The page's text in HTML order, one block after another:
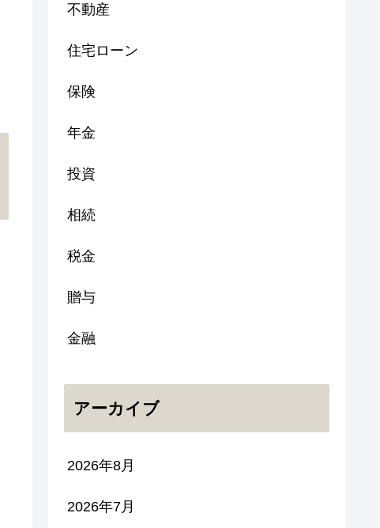
不動産
住宅ローン
保険
年金
投資
相続
税金
贈与
金融
アーカイブ
2026年8月
2026年7月